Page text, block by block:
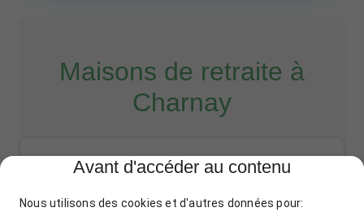
Maisons de retraite à
Charnay
Les Jardins de Charnay
04 72 00 12 34
Avant d'accéder au contenu
Nous utilisons des cookies et d'autres données pour: